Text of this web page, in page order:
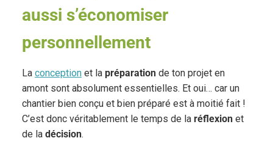
aussi s’économiser
personnellement
La conceptionet la préparationde ton projet en
amont sont absolument essentielles. Et oui… car un
chantier bien conçu et bien préparé est à moitié fait !
C’est donc véritablement le temps de la réflexionet
de la décision.